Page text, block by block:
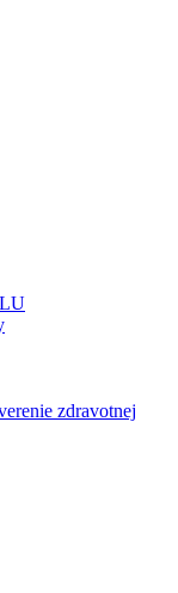
zdravotnej